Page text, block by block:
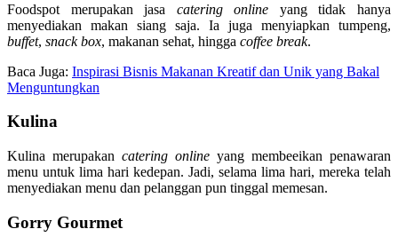
Foodspot merupakan jasa catering online yang tidak hanya
menyediakan makan siang saja. Ia juga menyiapkan tumpeng,
buffet, snack box, makanan sehat, hingga coffee break.
Baca Juga: Inspirasi Bisnis Makanan Kreatif dan Unik yang Bakal
Menguntungkan
Kulina
Kulina merupakan catering online yang membeeikan penawaran
menu untuk lima hari kedepan. Jadi, selama lima hari, mereka telah
menyediakan menu dan pelanggan pun tinggal memesan.
Gorry Gourmet